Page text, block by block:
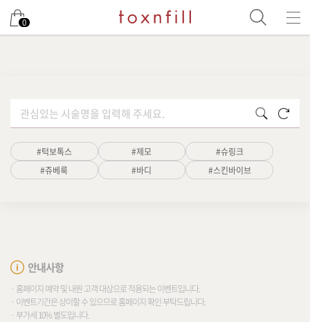
0
검색 초기화
#턱보톡스 #제모
#슈링크
#쥬베룩
#바디 #스킨바이브
안내사항
· 홈페이지 예약 및 내원 고객 대상으로 적용되는 이벤트입니다.
· 이벤트기간은 상이할 수 있으므로 홈페이지 확인 부탁드립니다.
· 부가세 10% 별도입니다.
남은 시술/관리권 예약
색소
제모
스킨케어
체형